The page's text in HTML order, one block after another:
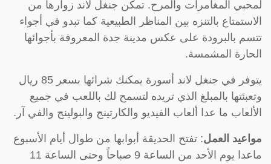
لمحبي المغامرات والمرح. تمكن جنغل لاند زوارها من
الاستمتاع بالتنزه بين المناظر الطبيعية كما تبدو في أجواء
تتسم بالبرودة على عكس مدينة جدة المعروفة بأجوائها
الحارة المشمسة.
يتوفر في جنغل لاند أسورة يمكنك شرائها بسعر 85 ريال
وتعبئتها بالمبلغ الذي تريده لتسمح لك باللعب في جميع
الألعاب ما عدا ألعاب الفيديو والكارتينج والبولينج والفي آر.
مواعيد العمل: تفتح الحديقة أبوابها من طوال أيام الأسبوع
ماعدا يوم الأحد من الساعة 9 صباحاً وحتى الساعة 11